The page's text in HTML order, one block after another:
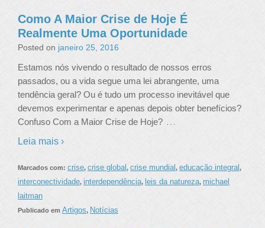
Como A Maior Crise de Hoje É
Realmente Uma Oportunidade
Posted on janeiro 25, 2016
Estamos nós vivendo o resultado de nossos erros
passados, ou a vida segue uma lei abrangente, uma
tendência geral? Ou é tudo um processo inevitável que
devemos experimentar e apenas depois obter benefícios?
Confuso Com a Maior Crise de Hoje? …
Leia mais ›
Marcados com: crise, crise global, crise mundial, educação integral,
interconectividade, interdependência, leis da natureza, michael
laitman
Publicado em Artigos, Notícias